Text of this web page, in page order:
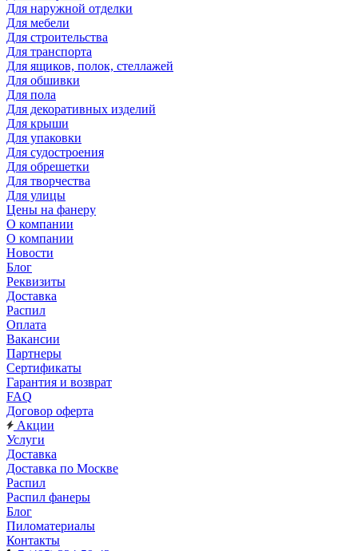
Для наружной отделки
Для мебели
Для строительства
Для транспорта
Для ящиков, полок, стеллажей
Для обшивки
Для пола
Для декоративных изделий
Для крыши
Для упаковки
Для судостроения
Для обрешетки
Для творчества
Для улицы
Цены на фанеру
О компании
О компании
Новости
Блог
Реквизиты
Доставка
Распил
Оплата
Вакансии
Партнеры
Сертификаты
Гарантия и возврат
FAQ
Договор оферта
Акции
Услуги
Доставка
Доставка по Москве
Распил
Распил фанеры
Блог
Пиломатериалы
Контакты